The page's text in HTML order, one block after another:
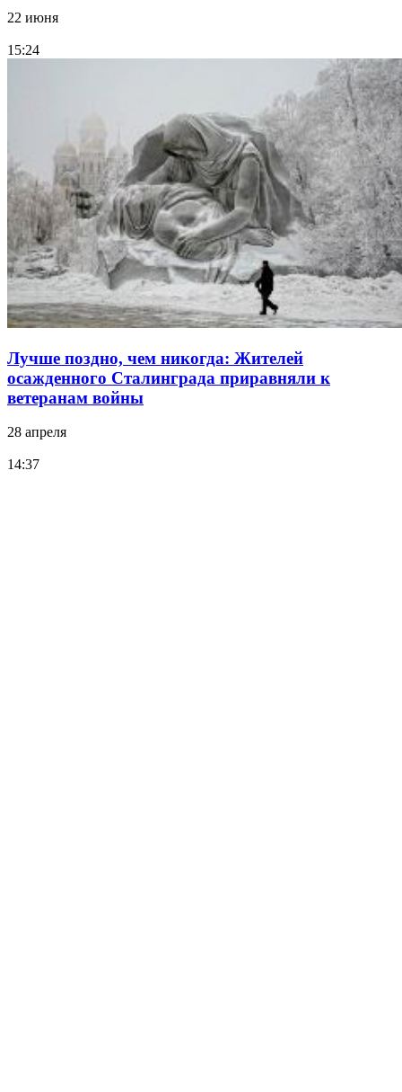
22 июня
15:24
Лучше поздно, чем никогда: Жителей
осажденного Сталинграда приравняли к
ветеранам войны
28 апреля
14:37